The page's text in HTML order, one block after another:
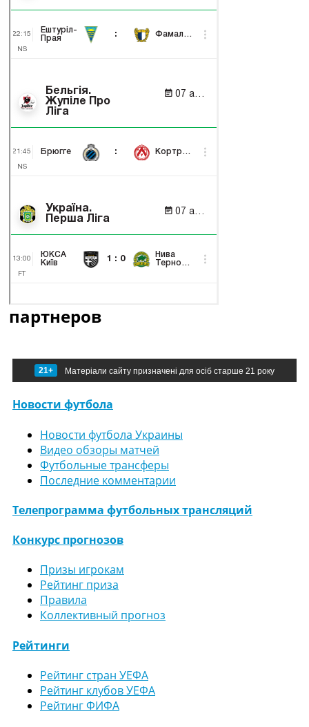
партнеров
21+ Матеріали сайту призначені для осіб старше 21 року
Новости футбола
Новости футбола Украины
Видео обзоры матчей
Футбольные трансферы
Последние комментарии
Телепрограмма футбольных трансляций
Конкурс прогнозов
Призы игрокам
Рейтинг приза
Правила
Коллективный прогноз
Рейтинги
Рейтинг стран УЕФА
Рейтинг клубов УЕФА
Рейтинг ФИФА